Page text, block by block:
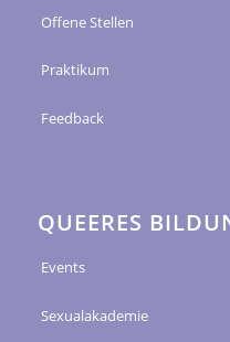
Offene Stellen
Praktikum
Feedback
QUEERES
Events
Sexualakademie